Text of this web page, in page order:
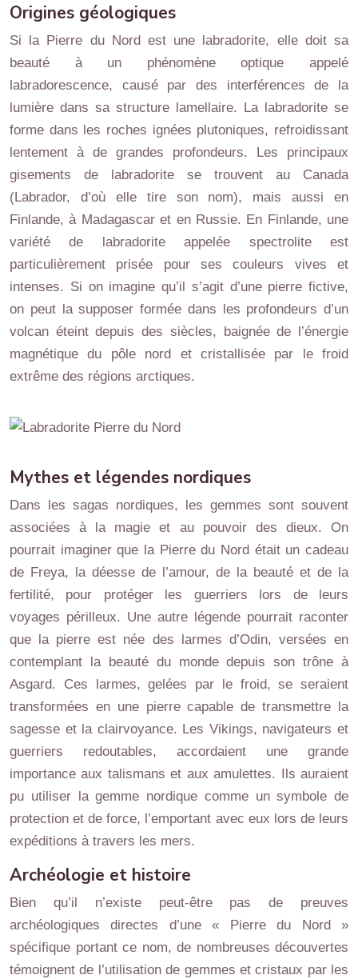
Origines géologiques
Si la Pierre du Nord est une labradorite, elle doit sa
beauté à un phénomène optique appelé
labradorescence, causé par des interférences de la
lumière dans sa structure lamellaire. La labradorite se
forme dans les roches ignées plutoniques, refroidissant
lentement à de grandes profondeurs. Les principaux
gisements de labradorite se trouvent au Canada
(Labrador, d’où elle tire son nom), mais aussi en
Finlande, à Madagascar et en Russie. En Finlande, une
variété de labradorite appelée spectrolite est
particulièrement prisée pour ses couleurs vives et
intenses. Si on imagine qu’il s’agit d’une pierre fictive,
on peut la supposer formée dans les profondeurs d’un
volcan éteint depuis des siècles, baignée de l’énergie
magnétique du pôle nord et cristallisée par le froid
extrême des régions arctiques.
Mythes et légendes nordiques
Dans les sagas nordiques, les gemmes sont souvent
associées à la magie et au pouvoir des dieux. On
pourrait imaginer que la Pierre du Nord était un cadeau
de Freya, la déesse de l’amour, de la beauté et de la
fertilité, pour protéger les guerriers lors de leurs
voyages périlleux. Une autre légende pourrait raconter
que la pierre est née des larmes d’Odin, versées en
contemplant la beauté du monde depuis son trône à
Asgard. Ces larmes, gelées par le froid, se seraient
transformées en une pierre capable de transmettre la
sagesse et la clairvoyance. Les Vikings, navigateurs et
guerriers redoutables, accordaient une grande
importance aux talismans et aux amulettes. Ils auraient
pu utiliser la gemme nordique comme un symbole de
protection et de force, l’emportant avec eux lors de leurs
expéditions à travers les mers.
Archéologie et histoire
Bien qu’il n’existe peut-être pas de preuves
archéologiques directes d’une « Pierre du Nord »
spécifique portant ce nom, de nombreuses découvertes
témoignent de l’utilisation de gemmes et cristaux par les